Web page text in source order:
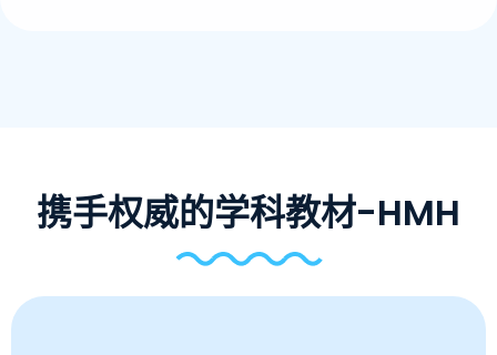
携手权威的学科教材-HMH